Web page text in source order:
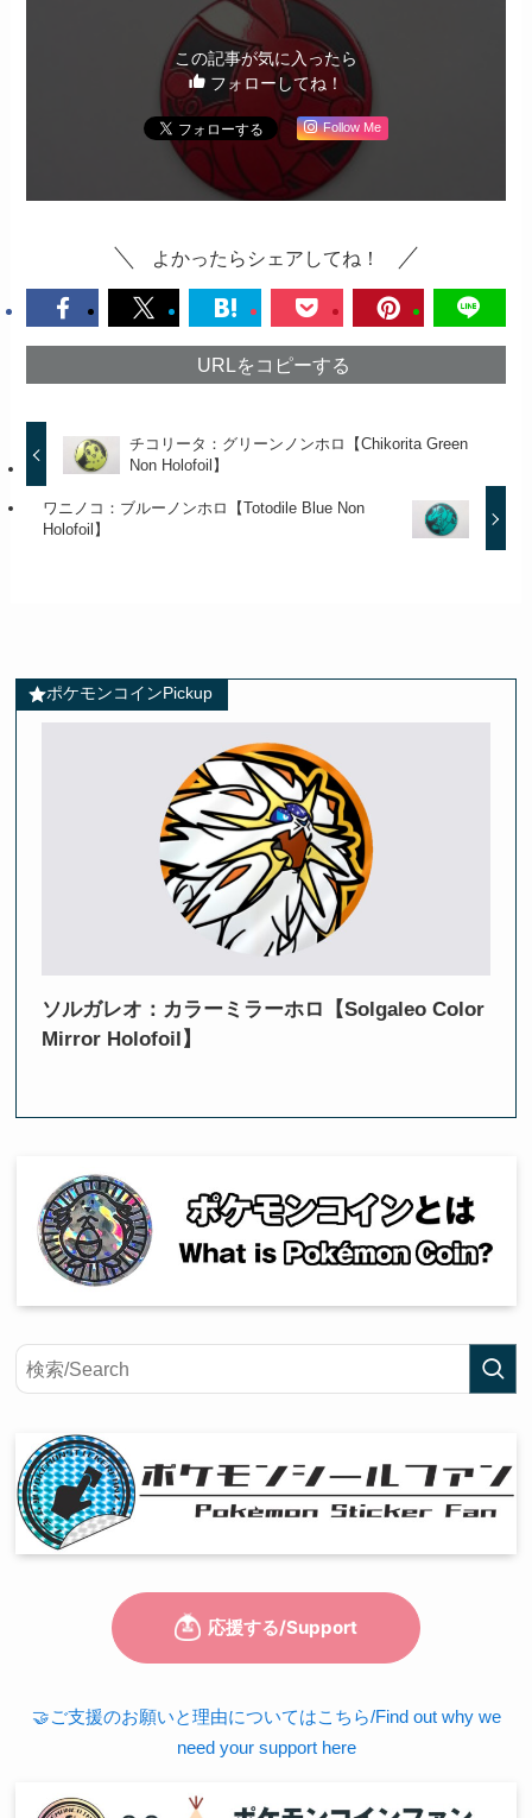
この記事が気に入ったら
フォローしてね！
Follow Me
よかったらシェアしてね！
URLをコピーする
チコリータ：グリーンノンホロ【Chikorita Green
Non Holofoil】
ワニノコ：ブルーノンホロ【Totodile Blue Non
Holofoil】
ポケモンコインPickup
ソルガレオ：カラーミラーホロ【Solgaleo Color
Mirror Holofoil】
🤝ご支援のお願いと理由についてはこちら/Find out why we
need your support here